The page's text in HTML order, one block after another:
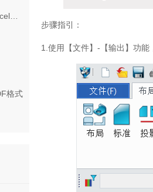
CAD 的表格怎么转换成Excel表格
格式
步骤指引：
1.使用【文件】-【输出】功能